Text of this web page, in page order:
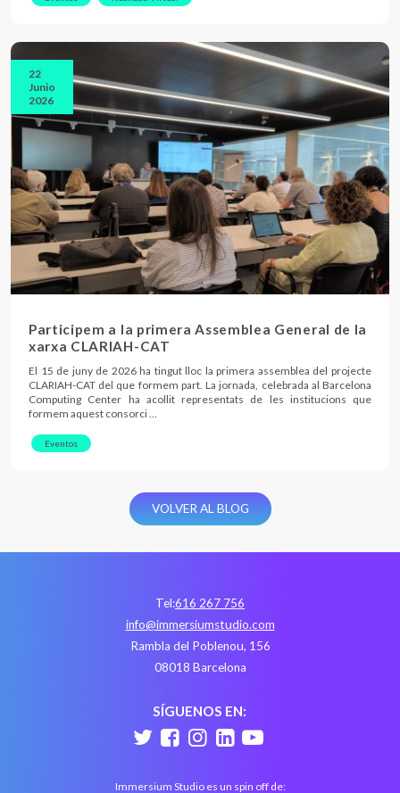
22
Junio
2026
Participem a la primera Assemblea General de la
xarxa CLARIAH-CAT
El 15 de juny de 2026 ha tingut lloc la primera assemblea del projecte
CLARIAH-CAT del que formem part. La jornada, celebrada al Barcelona
Computing Center ha acollit representats de les institucions que
formem aquest consorci …
Eventos
VOLVER AL BLOG
Tel:616 267 756
info@immersiumstudio.com
Rambla del Poblenou, 156
08018 Barcelona
SÍGUENOS EN:
Immersium Studio es un spin off de: